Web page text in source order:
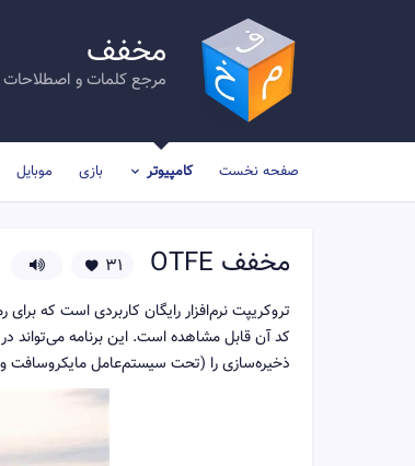
مخفف
مرجع کلمات و
صفحه نخست کامپیوتر بازی موبایل
مخفف OTFE
31
کد آن قابل مشاهده است. این برنامه می‌تواند
ذخیره‌سازی را (تحت سیستم‌عامل مایکروسافت ویندوز و به جز ویندوز ۲۰۰۰)